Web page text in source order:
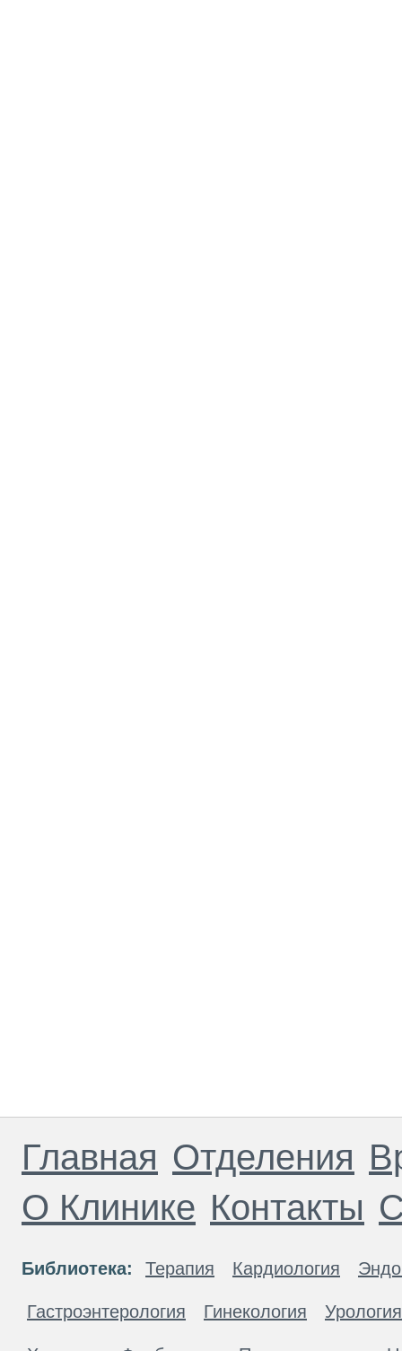
Главная Отделения
О Клинике Контакты
Библиотека: Терапия Кардиология
Гастроэнтерология Гинекология Урология